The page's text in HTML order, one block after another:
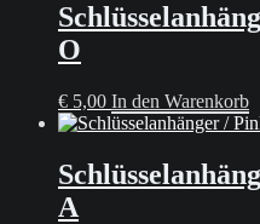
O
€ 5,00 In den Warenkorb
A